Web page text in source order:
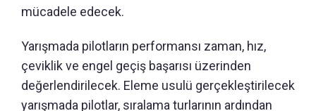
mücadele edecek.
Yarışmada pilotların performansı zaman, hız,
çeviklik ve engel geçiş başarısı üzerinden
değerlendirilecek. Eleme usulü gerçekleştirilecek
yarışmada pilotlar, sıralama turlarının ardından